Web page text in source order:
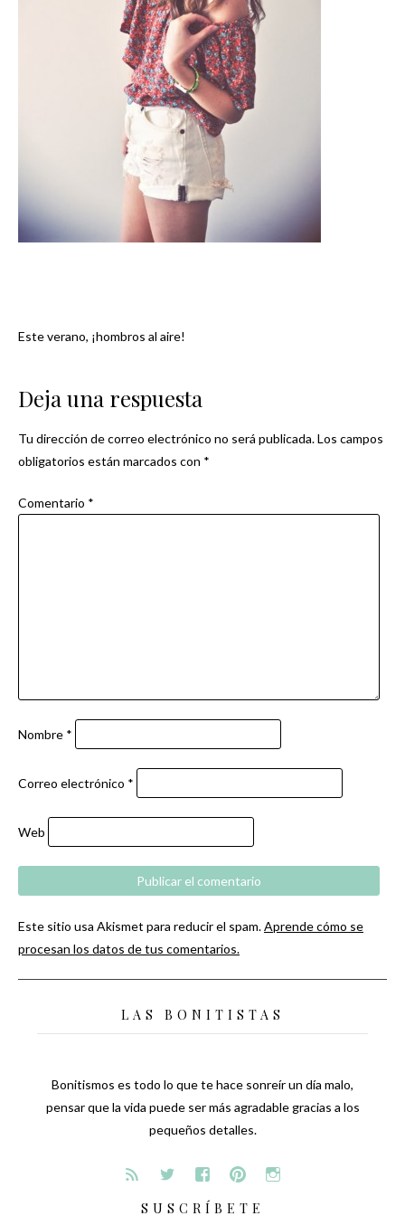
Navegación
de
entradas
Este verano, ¡hombros al aire!
Deja una respuesta
Tu dirección de correo electrónico no será publicada.Los campos
obligatorios están marcados con *
Comentario *
Nombre *
Correo electrónico *
Web
Este sitio usa Akismet para reducir el spam.Aprende cómo se
procesan los datos de tus comentarios.
LAS BONITISTAS
Bonitismos es todo lo que te hace sonreír un día malo,
pensar que la vida puede ser más agradable gracias a los
pequeños detalles.
SUSCRÍBETE